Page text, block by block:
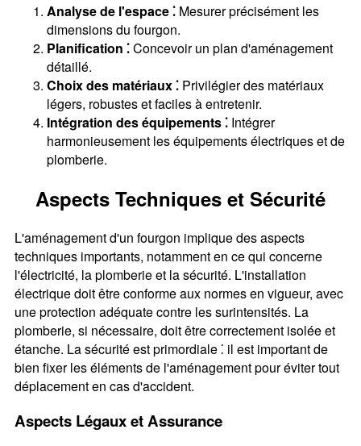
Analyse de l'espace ⁚Mesurer précisément les
dimensions du fourgon.
Planification ⁚Concevoir un plan d'aménagement
détaillé.
Choix des matériaux ⁚Privilégier des matériaux
légers, robustes et faciles à entretenir.
Intégration des équipements ⁚Intégrer
harmonieusement les équipements électriques et de
plomberie.
Aspects Techniques et Sécurité
L'aménagement d'un fourgon implique des aspects
techniques importants, notamment en ce qui concerne
l'électricité, la plomberie et la sécurité. L'installation
électrique doit être conforme aux normes en vigueur, avec
une protection adéquate contre les surintensités. La
plomberie, si nécessaire, doit être correctement isolée et
étanche. La sécurité est primordiale ⁚ il est important de
bien fixer les éléments de l'aménagement pour éviter tout
déplacement en cas d'accident.
Aspects Légaux et Assurance